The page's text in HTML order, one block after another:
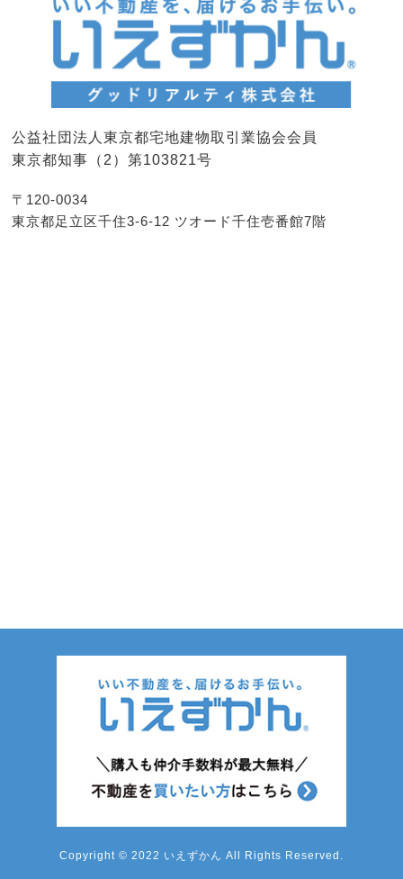
公益社団法人東京都宅地建物取引業協会会員
東京都知事（2）第103821号
〒120-0034
東京都足立区千住3-6-12 ツオード千住壱番館7階
Copyright © 2022 いえずかん All Rights Reserved.